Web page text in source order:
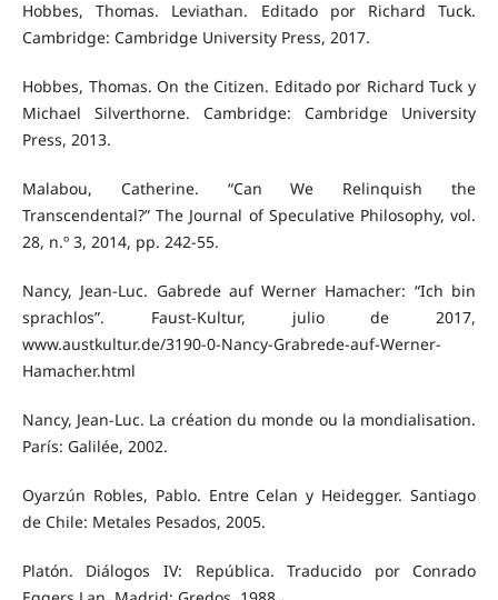
Hobbes, Thomas. Leviathan. Editado por Richard Tuck.
Cambridge: Cambridge University Press, 2017.
Hobbes, Thomas. On the Citizen. Editado por Richard Tuck y
Michael Silverthorne. Cambridge: Cambridge University
Press, 2013.
Malabou, Catherine. “Can We Relinquish the
Transcendental?” The Journal of Speculative Philosophy, vol.
28, n.º 3, 2014, pp. 242-55.
Nancy, Jean-Luc. Gabrede auf Werner Hamacher: “Ich bin
sprachlos”. Faust-Kultur, julio de 2017,
www.austkultur.de/3190-0-Nancy-Grabrede-auf-Werner-
Hamacher.html
Nancy, Jean-Luc. La création du monde ou la mondialisation.
París: Galilée, 2002.
Oyarzún Robles, Pablo. Entre Celan y Heidegger. Santiago
de Chile: Metales Pesados, 2005.
Platón. Diálogos IV: República. Traducido por Conrado